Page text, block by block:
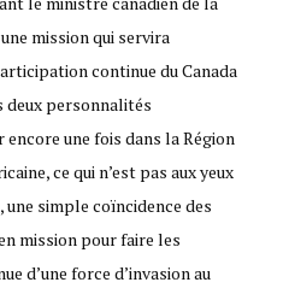
mission qui servira
continue du ​Canada
deux personnalités
une fois dans la Région
ce qui n’est pas aux yeux
simple coïncidence des
mission pour faire les
d’une force d’invasion au